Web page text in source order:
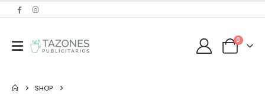
0
SHOP